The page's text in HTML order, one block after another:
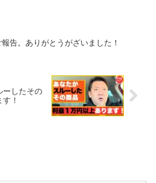
報告。ありがとうがざいました！
ーしたその
！